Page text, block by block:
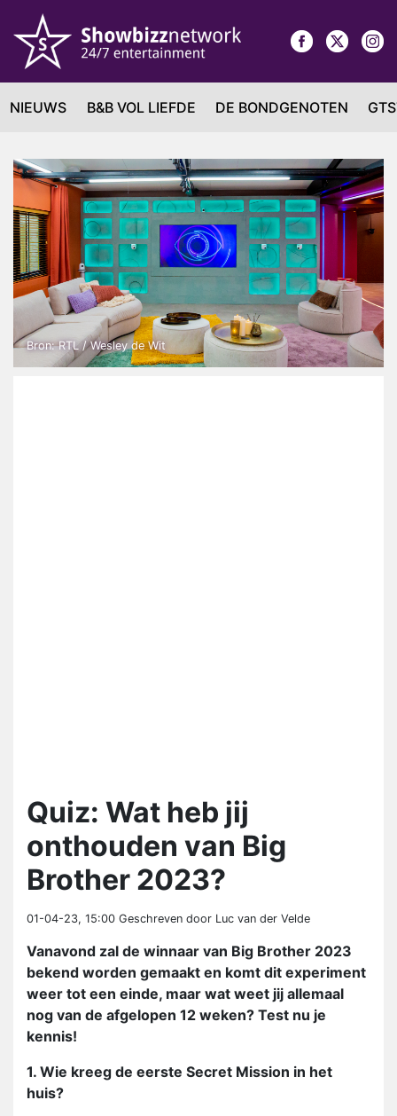
NIEUWS B&B VOL LIEFDE DE BONDGENOTEN
Bron: RTL / Wesley de Wit
Quiz: Wat heb jij
onthouden van Big
Brother 2023?
01-04-23, 15:00 Geschreven door Luc van der Velde
Vanavond zal de winnaar van Big Brother 2023
bekend worden gemaakt en komt dit experiment
weer tot een einde, maar wat weet jij allemaal
nog van de afgelopen 12 weken? Test nu je
kennis!
1. Wie kreeg de eerste Secret Mission in het
huis?